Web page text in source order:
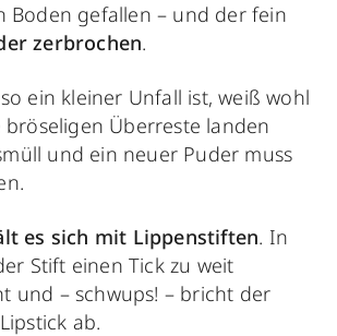
Boden gefallen – und der fein
zerbrochen.
ein kleiner Unfall ist, weiß wohl
bröseligen Überreste landen
und ein neuer Puder muss
es sich mit Lippenstiften. In
Stift einen Tick zu weit
und – schwups! – bricht der
ab.